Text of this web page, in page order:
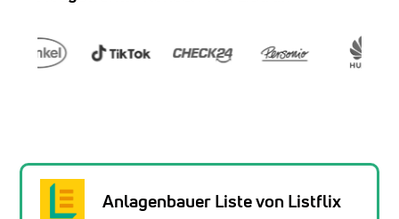
Anlagenbauer Liste von Listflix